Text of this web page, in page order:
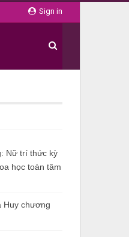
Sign in
Nữ trí thức kỳ
học toàn tâm
Huy chương